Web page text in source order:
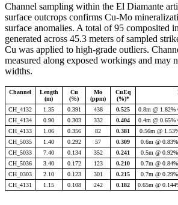
Channel sampling within the El Diamante
surface outcrops confirms Cu-Mo
surface anomalies. A total of 95 composited
generated across 45.3 meters of sampled
Cu was applied to high-grade outliers.
measured along exposed workings and may
widths.
Channel
Length
(m)
Cu
(%)
Mo
(ppm)
CuEq
(%)*
CH_4132 1.35 0.391 438 0.525
0.8m @ 1.82%
CH_4134
0.90 0.303 332 0.404
0.4m @ 0.65%
CH_4133
1.06 0.356 82 0.381
0.56m @
CH_5035
1.40 0.292 57 0.309
0.6m @
CH_5033
7.40 0.134 352 0.241
0.5m @
CH_5036
3.40 0.172 123 0.210
0.7m @
CH_0303
2.10 0.123 301 0.215
0.7m @
CH_4131
1.15 0.108 242 0.182 0.65m @